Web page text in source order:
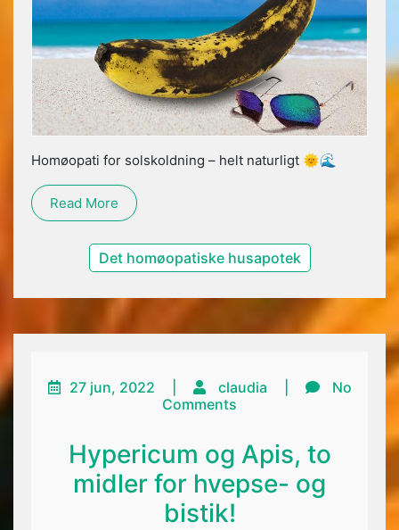
Homøopati for solskoldning – helt naturligt 🌞🌊
Read More
Det homøopatiske husapotek
27 jun, 2022 claudia
No
Comments
Hypericum og Apis, to
midler for hvepse- og
bistik!